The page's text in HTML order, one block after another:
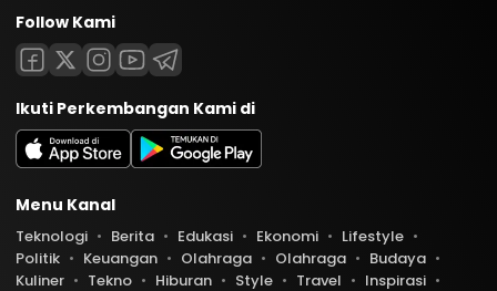
Follow Kami
Ikuti Perkembangan Kami di
Menu Kanal
Teknologi Berita Edukasi Ekonomi
Lifestyle
Politik
Keuangan Olahraga Olahraga
Budaya
Kuliner
Tekno Hiburan Style Travel Inspirasi